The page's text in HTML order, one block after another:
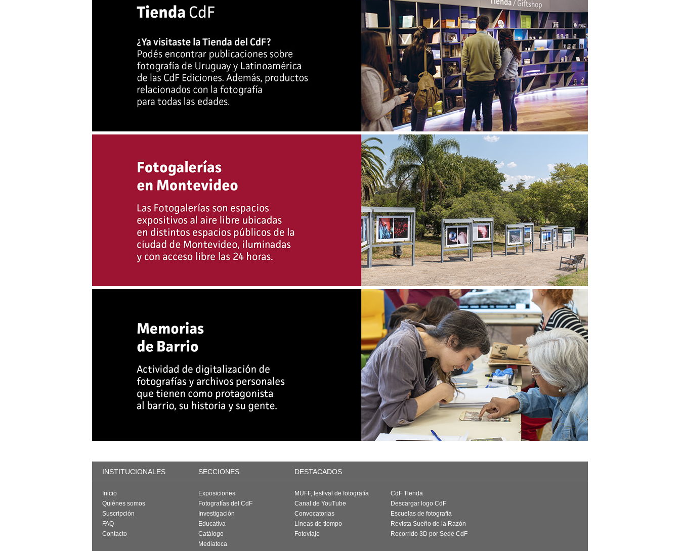
INSTITUCIONALES SECCIONES DESTACADOS
Inicio
Quiénes somos
Suscripción
FAQ
Contacto
Exposiciones
Fotografías del CdF
Investigación
Educativa
Catálogo
Mediateca
MUFF, festival de fotografía
Canal de YouTube
Convocatorias
Líneas de tiempo
Fotoviaje
CdF Tienda
Descargar logo CdF
Escuelas de fotografía
Revista Sueño de la Razón
Recorrido 3D por Sede CdF